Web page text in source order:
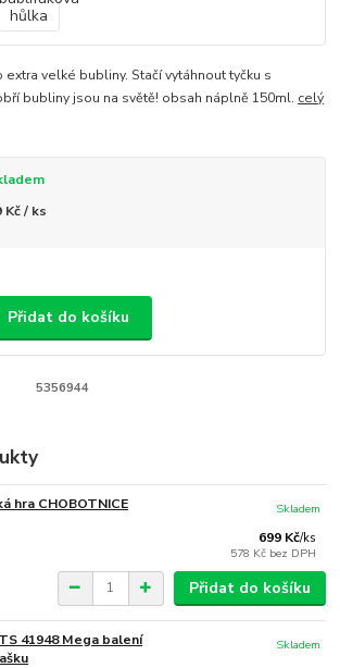
velké bubliny. Stačí vytáhnout tyčku s
bubliny jsou na světě! obsah náplně 150ml. celý
Kč / ks
Přidat do košíku
5356944
hra CHOBOTNICE
699 Kč/ks
578 Kč bez DPH
Skladem
Přidat do košíku
41948 Mega balení
Skladem